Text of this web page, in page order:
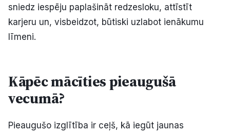
Kontakti
Facebook Instagram YouTube
sniedz iespēju paplašināt redzesloku, attīstīt
karjeru un, visbeidzot, būtiski uzlabot ienākumu
līmeni.
Kāpēc mācīties pieaugušā
vecumā?
Pieaugušo izglītība ir ceļš, kā iegūt jaunas